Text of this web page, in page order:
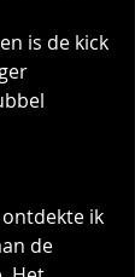
is de kick
ik
de